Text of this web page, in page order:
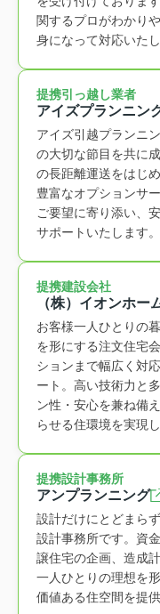
関するプロがわかり
身になって対応いたし
提携引っ越し業者
アイズプランニン
アイズ引越プランニ
の大切な節目を共に
の長距離運送をはじ
豊富なオプションサ
ご要望に寄り添い、
サポートいたします。
提携建設会社
（株）イオンホー
お客様一人ひとりの
を形にする注文住宅
ションまで幅広く対
ート。高い技術力と
ン性・安心を兼ね備
らせる住環境を実現し
提携設計事務所
アンプランニング
設計だけにとどまら
設計事務所です。資
譲住宅の企画、造成
一人ひとりの理想を
価値ある住空間を提供